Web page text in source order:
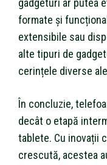
gadgeturi ar putea
formate și
extensibile sau
alte tipuri de
cerințele diverse
În concluzie,
decât o etapă
tablete. Cu inovații
crescută, acestea